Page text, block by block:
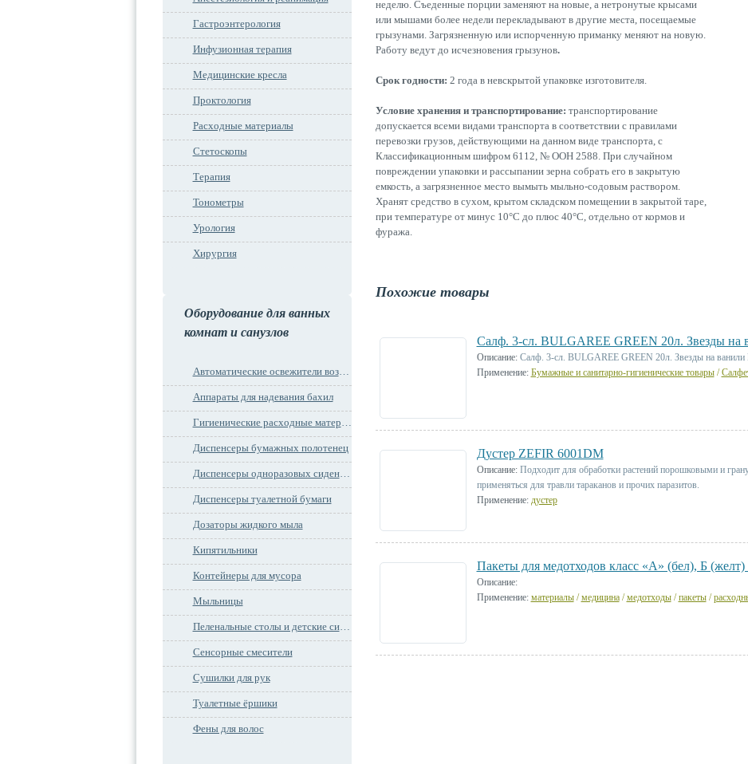
Гастроэнтерология
Инфузионная терапия
Медицинские кресла
Проктология
Расходные материалы
Стетоскопы
Терапия
Тонометры
Урология
Хирургия
Оборудование для ванных
комнат и санузлов
Автоматические освежители воздуха
Аппараты для надевания бахил
Гигиенические расходные материалы
Диспенсеры бумажных полотенец
Диспенсеры одноразовых сидений на унитаз
Диспенсеры туалетной бумаги
Дозаторы жидкого мыла
Кипятильники
Контейнеры для мусора
Мыльницы
Пеленальные столы и детские сидения
Сенсорные смесители
Сушилки для рук
Туалетные ёршики
Фены для волос
неделю. Съеденные порции заменяют на новые, а нетронутые крысами
или мышами более недели перекладывают в другие места, посещаемые
грызунами. Загрязненную или испорченную приманку меняют на новую.
Работу ведут до исчезновения грызунов.
Срок годности: 2 года в невскрытой упаковке изготовителя.
Условие хранения и транспортирование: транспортирование
допускается всеми видами транспорта в соответствии с правилами
перевозки грузов, действующими на данном виде транспорта, с
Классификационным шифром 6112, № ООН 2588. При случайном
повреждении упаковки и рассыпании зерна собрать его в закрытую
емкость, а загрязненное место вымыть мыльно-содовым раствором.
Хранят средство в сухом, крытом складском помещении в закрытой таре,
при температуре от минус 10°С до плюс 40°С, отдельно от кормов и
фуража.
Похожие товары
Салф. 3-сл. BULGAREE GREEN 20л. Звезды на
Описание:Салф. 3-сл. BULGAREE GREEN 20л. Звезды на
Применение: Бумажные и санитарно-гигиенические товары/
Дустер ZEFIR 6001DM
Описание:Подходит для обработки растений порошковыми и
применяться для травли тараканов и прочих паразитов.
Применение: дустер
Пакеты для медотходов класс «А» (бел), Б
Описание:
Применение: материалы/медицина/медотходы/пакеты/